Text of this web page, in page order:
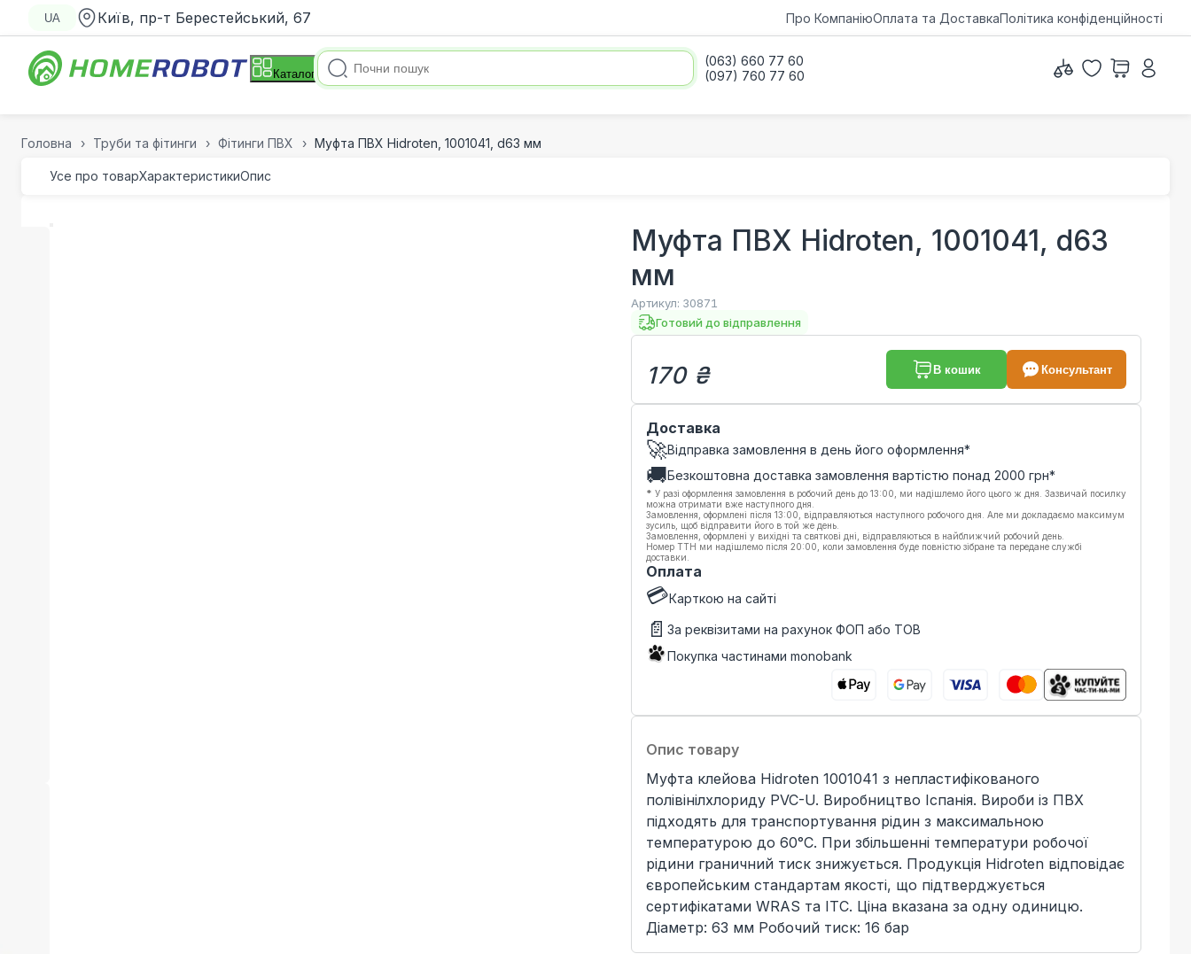
UA Київ, пр-т Берестейський, 67 Про КомпаніюОплата та ДоставкаПолітика конфіденційності
Каталог
(063) 660 77 60
(097) 760 77 60
Головна Труби та фітинги Фітинги ПВХ Муфта ПВХ Hidroten, 1001041, d63 мм
Усе про товарХарактеристикиОпис
Муфта ПВХ Hidroten, 1001041, d63
мм
Артикул: 30871
Готовий до відправлення
170 ₴ В кошик Консультант
Доставка
🚀Відправка замовлення в день його оформлення*
🚚Безкоштовна доставка замовлення вартістю понад 2000 грн*
* У разі оформлення замовлення в робочий день до 13:00, ми надішлемо його цього ж дня. Зазвичай посилку
можна отримати вже наступного дня.
Замовлення, оформлені після 13:00, відправляються наступного робочого дня. Але ми докладаємо максимум
зусиль, щоб відправити його в той же день.
Замовлення, оформлені у вихідні та святкові дні, відправляються в найближчий робочий день.
Номер ТТН ми надішлемо після 20:00, коли замовлення буде повністю зібране та передане службі
доставки.
Оплата
💳Карткою на сайті
📄 За реквізитами на рахунок ФОП або ТОВ
Покупка частинами monobank
Опис товару
Муфта клейова Hidroten 1001041 з непластифікованого
полівінілхлориду PVC-U. Виробництво Іспанія. Вироби із ПВХ
підходять для транспортування рідин з максимальною
температурою до 60°C. При збільшенні температури робочої
рідини граничний тиск знижується. Продукція Hidroten відповідає
європейським стандартам якості, що підтверджується
сертифікатами WRAS та ITC. Ціна вказана за одну одиницю.
Діаметр: 63 мм Робочий тиск: 16 бар